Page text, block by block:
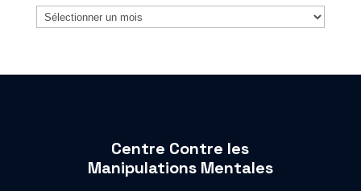
Archives
Centre Contre les
Manipulations Mentales